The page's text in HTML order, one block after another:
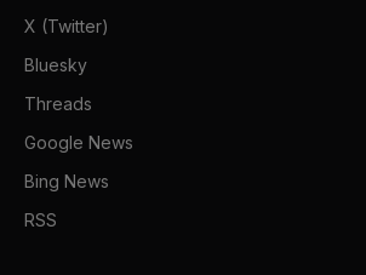
X (Twitter)
Bluesky
Threads
Google News
Bing News
RSS